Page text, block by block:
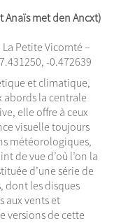
Anaïs met den Ancxt)
Petite Vicomté –
-0.472639
et climatique,
abords la centrale
elle offre à ceux
visuelle toujours
météorologiques,
de vue d’où l’on la
d’une série de
dont les disques
aux vents et
versions de cette